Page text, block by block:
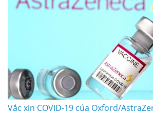
Vắc xin COVID-19 của Oxford/